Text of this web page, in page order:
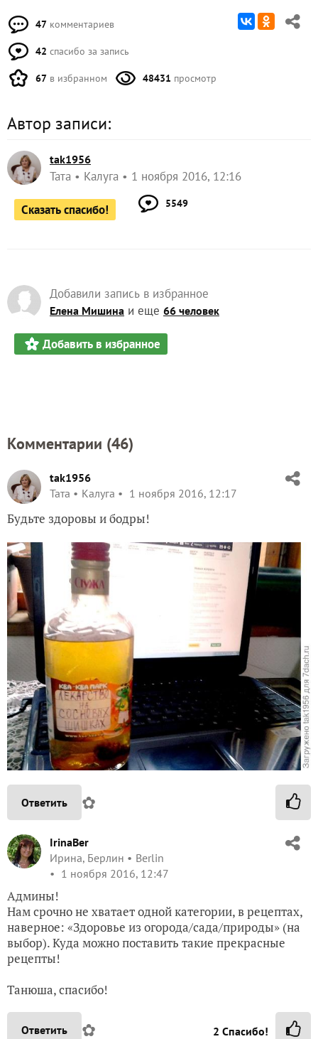
47 комментариев
42 спасибо за запись
67 в избранном 48431 просмотр
Автор записи:
tak1956
Taта Калуга 1 ноября 2016, 12:16
Сказать спасибо! 5549
Добавили запись в избранное
Елена Мишина и еще 66 человек
Добавить в избранное
Комментарии (46)
tak1956
Taта
Калуга 1 ноября 2016, 12:17
Будьте здоровы и бодры!
Ответить ✿
IrinaBer
Ирина, Берлин
Berlin
1 ноября 2016, 12:47
Админы!
Нам срочно не хватает одной категории, в рецептах,
наверное: «Здоровье из огорода/сада/природы» (на
выбор). Куда можно поставить такие прекрасные
рецепты!
Танюша, спасибо!
Ответить ✿ 2 Спасибо!